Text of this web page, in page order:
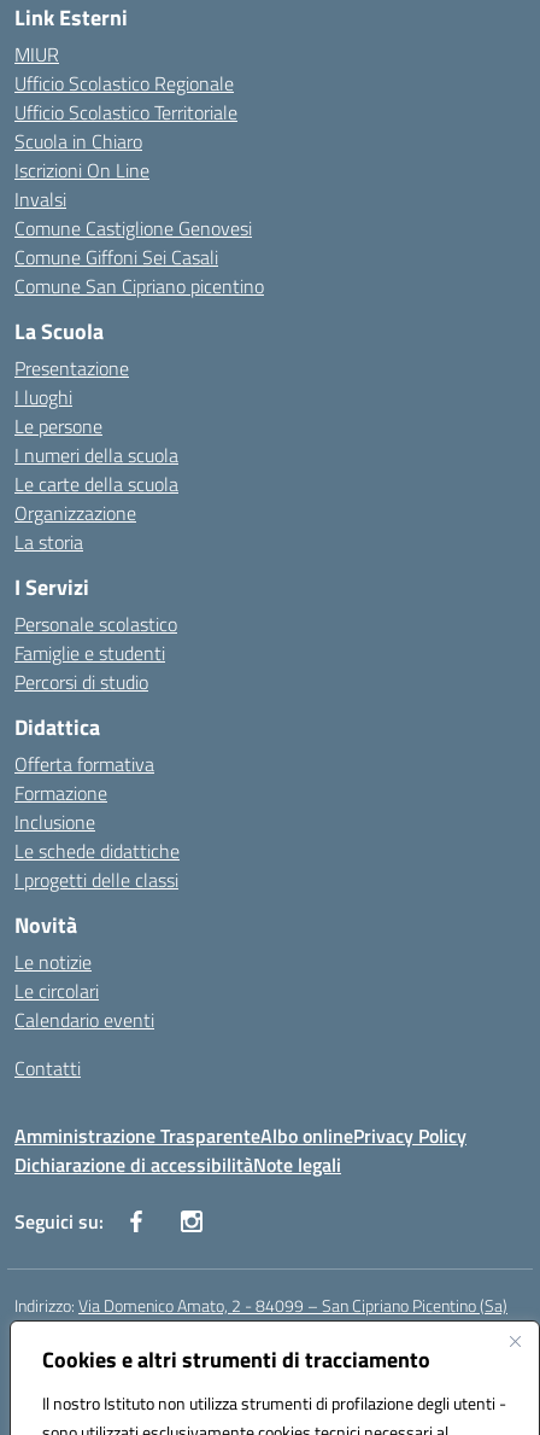
Cookies e altri strumenti di tracciamento
Il nostro Istituto non utilizza strumenti di profilazione degli utenti -
Link Esterni
MIUR
Ufficio Scolastico Regionale
Ufficio Scolastico Territoriale
Scuola in Chiaro
Iscrizioni On Line
Invalsi
Comune Castiglione Genovesi
Comune Giffoni Sei Casali
Comune San Cipriano picentino
La Scuola
Presentazione
I luoghi
Le persone
I numeri della scuola
Le carte della scuola
Organizzazione
La storia
I Servizi
Personale scolastico
Famiglie e studenti
Percorsi di studio
Didattica
Offerta formativa
Formazione
Inclusione
Le schede didattiche
I progetti delle classi
Novità
Le notizie
Le circolari
Calendario eventi
Contatti
Amministrazione TrasparenteAlbo onlinePrivacy Policy
Dichiarazione di accessibilitàNote legali
Seguici su:
Indirizzo:Via Domenico Amato, 2 - 84099 – San Cipriano Picentino (Sa)
Centralino:
Posta elettronica certificata (PEC):saic87700c@pec.istruzione.it
Codice fiscale: 95075020651
Codice meccanografico:SAIC87700C